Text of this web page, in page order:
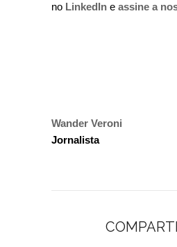
no LinkedIn e assine a
Wander Veroni
Jornalista